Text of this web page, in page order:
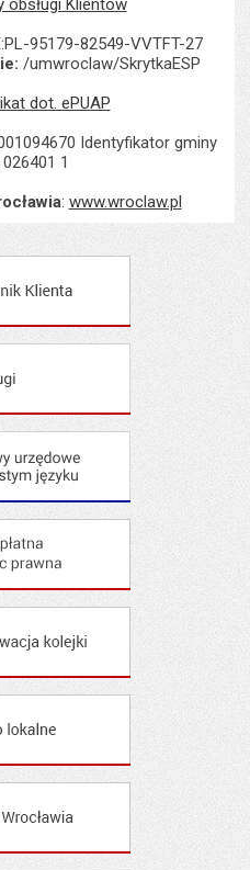
obsługi Klientów
95179-82549-VVTFT-27
/umwroclaw/SkrytkaESP
dot. ePUAP
Identyfikator gminy
026401 1
: www.wroclaw.pl